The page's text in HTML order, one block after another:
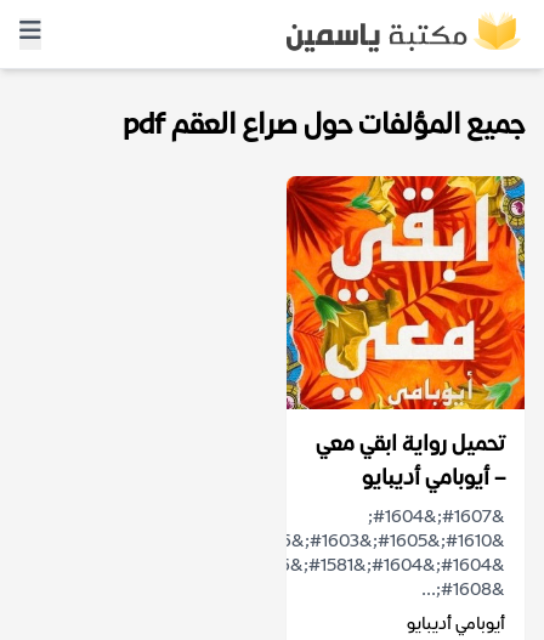
جميع المؤلفات حول صراع العقم pdf
تحميل رواية ابقي معي
– أيوبامي أديبايو
&#1607;&#1604;
&#1608;...
أيوبامي أديبايو